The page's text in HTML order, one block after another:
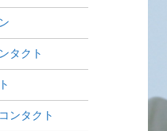
タクト
ンタクト